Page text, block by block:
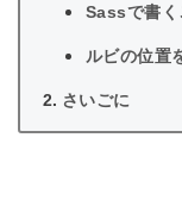
Sassで書く
ルビの位置
さいごに